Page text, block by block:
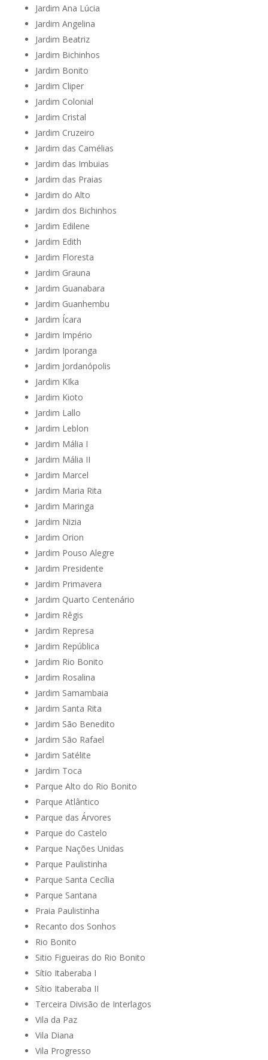
Jardim Ana Lúcia
Jardim Angelina
Jardim Beatriz
Jardim Bichinhos
Jardim Bonito
Jardim Cliper
Jardim Colonial
Jardim Cristal
Jardim Cruzeiro
Jardim das Camélias
Jardim das Imbuias
Jardim das Praias
Jardim do Alto
Jardim dos Bichinhos
Jardim Edilene
Jardim Edith
Jardim Floresta
Jardim Grauna
Jardim Guanabara
Jardim Guanhembu
Jardim Ícara
Jardim Império
Jardim Iporanga
Jardim Jordanópolis
Jardim KIka
Jardim Kioto
Jardim Lallo
Jardim Leblon
Jardim Mália I
Jardim Mália II
Jardim Marcel
Jardim Maria Rita
Jardim Maringa
Jardim Nizia
Jardim Orion
Jardim Pouso Alegre
Jardim Presidente
Jardim Primavera
Jardim Quarto Centenário
Jardim Rêgis
Jardim Represa
Jardim República
Jardim Rio Bonito
Jardim Rosalina
Jardim Samambaia
Jardim Santa Rita
Jardim São Benedito
Jardim São Rafael
Jardim Satélite
Jardim Toca
Parque Alto do Rio Bonito
Parque Atlântico
Parque das Árvores
Parque do Castelo
Parque Nações Unidas
Parque Paulistinha
Parque Santa Cecília
Parque Santana
Praia Paulistinha
Recanto dos Sonhos
Rio Bonito
Sitio Figueiras do Rio Bonito
Sítio Itaberaba I
Sítio Itaberaba II
Terceira Divisão de Interlagos
Vila da Paz
Vila Diana
Vila Progresso